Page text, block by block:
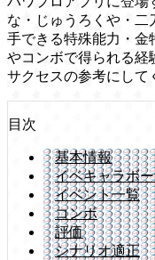
な・じゅうろくや・二
手できる特殊能力・金
やコンボで得られる経
サクセスの参考にして
目次
基本情報
イベキャラボ
イベント一覧
コンボ
評価
シナリオ適正